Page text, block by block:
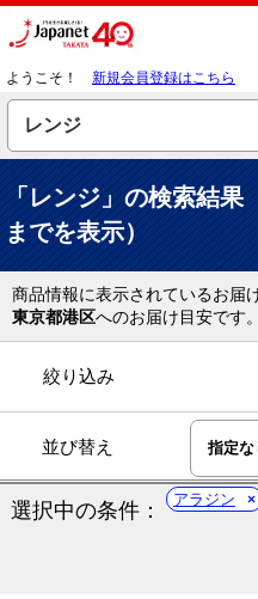
ようこそ！ 新規会員登録はこちら
「レンジ」の検索結
までを表示）
商品情報に表示されているお届
東京都港区へのお届け目安です。
絞り込み
並び替え
選択中の条件： アラジン